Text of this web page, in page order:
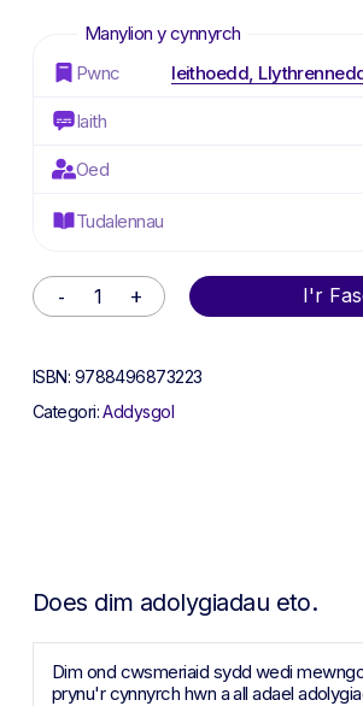
Pwnc Ieithoedd,
Iaith
Oed
Tudalennau
I'r
Alternative:
ISBN: 9788496873223
Categori:Addysgol
Does dim adolygiadau eto.
Dim ond cwsmeriaid sydd wedi
prynu'r cynnyrch hwn a all adael